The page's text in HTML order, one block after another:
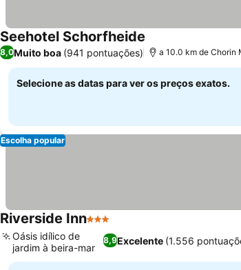
Seehotel Schorfheide
8,0Muito boa (941 pontuações) a 10.0 km de Chorin
Selecione as datas para ver os preços exatos.
Escolha popular
Riverside Inn3 Estrelas
8,9Excelente (1.556
Oásis idílico de
jardim à beira-mar